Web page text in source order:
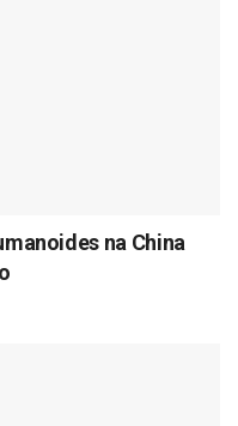
na China